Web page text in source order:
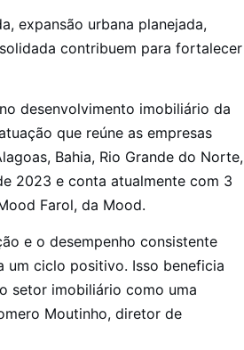
expansão urbana planejada,
contribuem para fortalecer
desenvolvimento imobiliário da
que reúne as empresas
Bahia, Rio Grande do Norte,
2023 e conta atualmente com 3
Farol, da Mood.
e o desempenho consistente
um ciclo positivo. Isso beneficia
setor imobiliário como uma
Moutinho, diretor de